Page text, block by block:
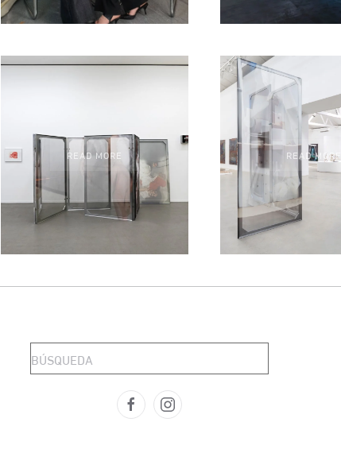
READ MORE READ MORE